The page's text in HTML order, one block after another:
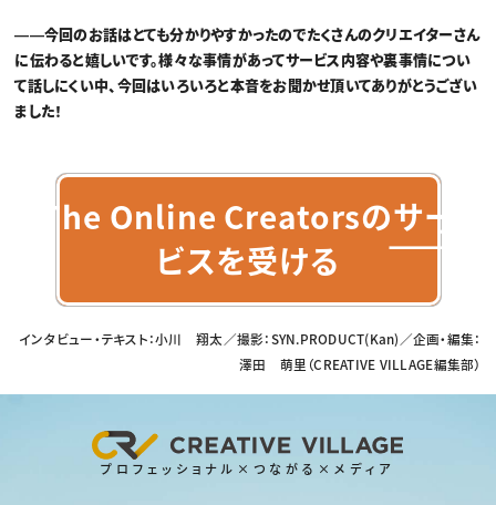
――今回のお話はとても分かりやすかったのでたくさんのクリエイターさん
に伝わると嬉しいです。様々な事情があってサービス内容や裏事情につい
て話しにくい中、今回はいろいろと本音をお聞かせ頂いてありがとうござい
ました！
The Online Creatorsのサー
ビスを受ける
インタビュー・テキスト：小川 翔太／撮影：SYN.PRODUCT(Kan)／企画・編集：
澤田 萌里（CREATIVE VILLAGE編集部）
プロフェッショナル×つながる×メディア